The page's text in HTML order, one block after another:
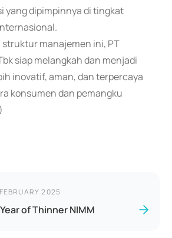
yang dipimpinnya di tingkat
manajemen ini, PT
siap melangkah dan menjadi
inovatif, aman, dan terpercaya
konsumen dan pemangku
2025
of Thinner NIMM